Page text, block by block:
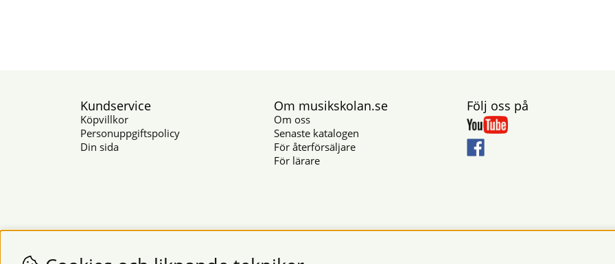
Kundservice
Köpvillkor
Personuppgiftspolicy
Din sida
Om musikskolan.se
Om oss
Senaste katalogen
För återförsäljare
För lärare
Följ oss på
Säkra betalningar